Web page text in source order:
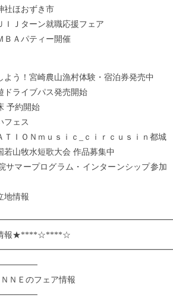
ほおずき市
Ｊターン就職応援フェア
Ａパティー開催
う！宮崎農山漁村体験・宿泊券発売中
ライブパス発売開始
予約開始
ェス
ＩＯＮｍｕｓｉｃ_ｃｉｒｃｕｓｉｎ都城
山牧水短歌大会 作品募集中
マープログラム・インターンシップ参加
情報
報★****☆****☆
ＮＥのフェア情報